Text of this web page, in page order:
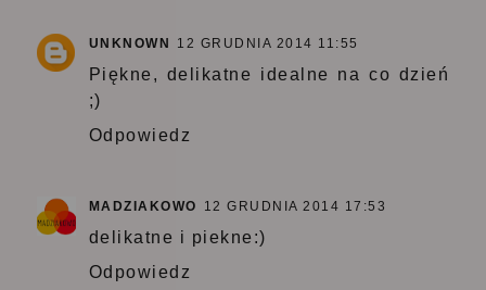
UNKNOWN 12 GRUDNIA 2014 11:55
Piękne, delikatne idealne na co dzień
;)
Odpowiedz
MADZIAKOWO 12 GRUDNIA 2014 17:53
delikatne i piekne:)
Odpowiedz